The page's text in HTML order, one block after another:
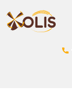
to
content